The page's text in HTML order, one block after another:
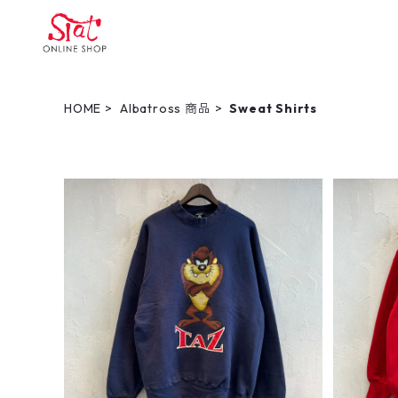
HOME Albatross 商品 Sweat Shirts